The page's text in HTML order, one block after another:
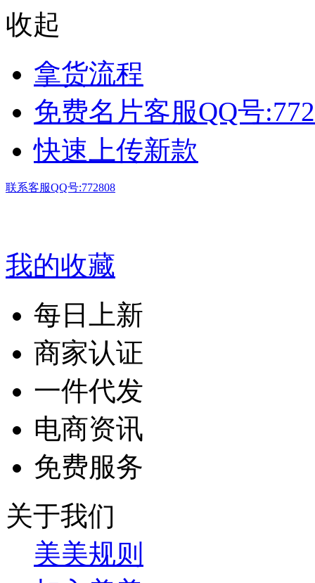
收起
拿货流程
免费名片客服QQ号
快速上传新款
联系客服QQ号:772808
我的收藏
每日上新
商家认证
一件代发
电商资讯
免费服务
关于我们
美美规则